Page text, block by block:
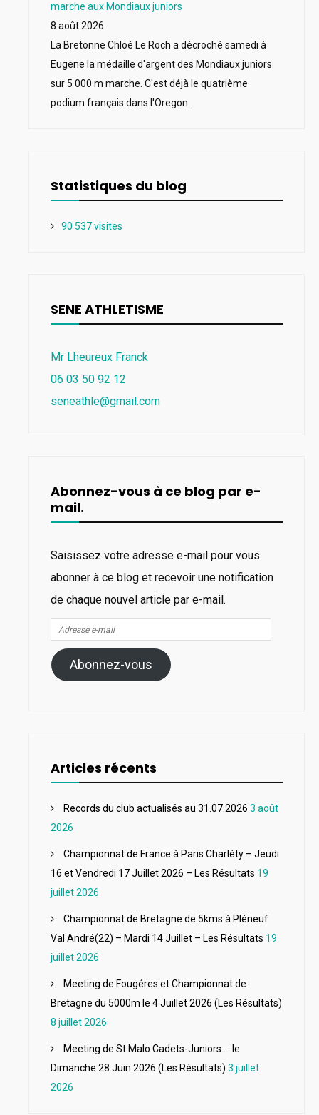
marche aux Mondiaux juniors
8 août 2026
La Bretonne Chloé Le Roch a décroché samedi à
Eugene la médaille d'argent des Mondiaux juniors
sur 5 000 m marche. C'est déjà le quatrième
podium français dans l'Oregon.
Statistiques du blog
90 537 visites
SENE ATHLETISME
Mr Lheureux Franck
06 03 50 92 12
seneathle@gmail.com
Abonnez-vous à ce blog par e-
mail.
Saisissez votre adresse e-mail pour vous
abonner à ce blog et recevoir une notification
de chaque nouvel article par e-mail.
Adresse
e-
mail
Abonnez-vous
Articles récents
Records du club actualisés au 31.07.2026 3 août
2026
Championnat de France à Paris Charléty – Jeudi
16 et Vendredi 17 Juillet 2026 – Les Résultats 19
juillet 2026
Championnat de Bretagne de 5kms à Pléneuf
Val André(22) – Mardi 14 Juillet – Les Résultats 19
juillet 2026
Meeting de Fougéres et Championnat de
Bretagne du 5000m le 4 Juillet 2026 (Les Résultats)
8 juillet 2026
Meeting de St Malo Cadets-Juniors…. le
Dimanche 28 Juin 2026 (Les Résultats) 3 juillet
2026